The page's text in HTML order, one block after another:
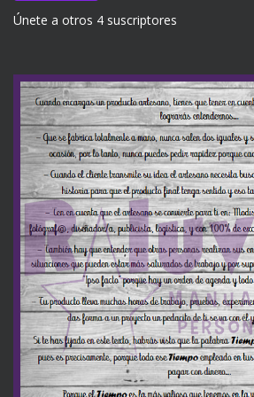
Únete a otros 4 suscriptores